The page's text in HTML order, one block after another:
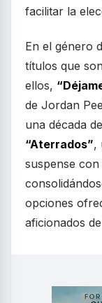
facilitar la
En el género
títulos que
ellos,
de Jordan
una década
“Aterrados”,
suspense
opciones
aficionados